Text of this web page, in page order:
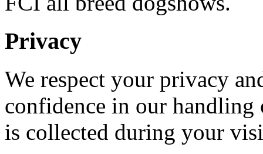
Privacy
We respect your privacy
confidence in our
is collected during your